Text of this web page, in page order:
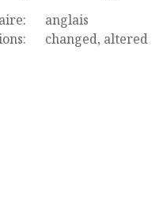
anglais
changed, altered